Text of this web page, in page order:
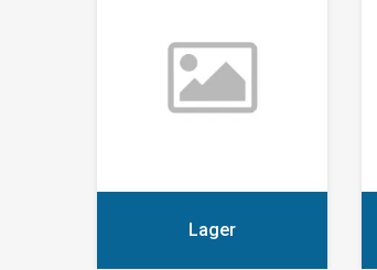
Lager